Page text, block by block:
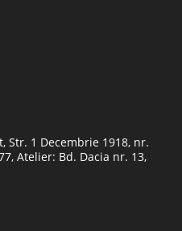
Str. 1 Decembrie 1918, nr.
Atelier: Bd. Dacia nr. 13,